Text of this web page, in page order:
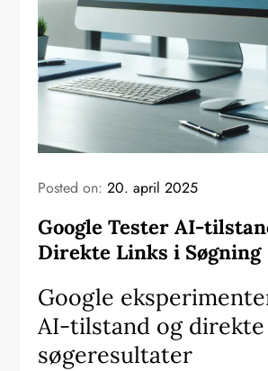
Posted on:20. april 2025
Google Tester AI-
Direkte Links i Søgning
Google
AI-tilstand og
søgeresultater